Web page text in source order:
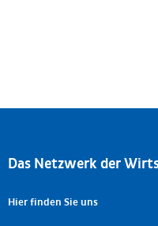
Das Netzwerk der
Hier finden Sie uns